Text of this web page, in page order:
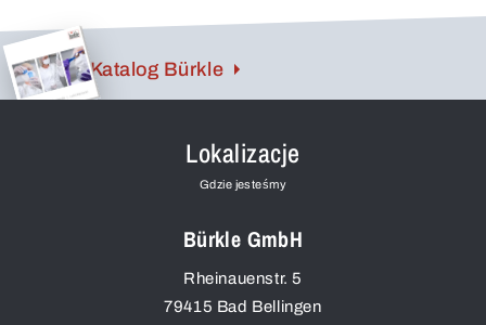
Katalog Bürkle
Lokalizacje
Gdzie jesteśmy
Bürkle GmbH
Rheinauenstr. 5
79415 Bad Bellingen